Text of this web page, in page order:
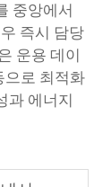
중앙에서
즉시 담당
운용 데이
으로 최적화
과 에너지